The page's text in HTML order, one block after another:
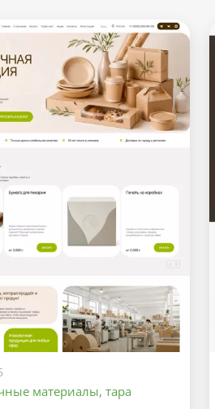
материалы, тара